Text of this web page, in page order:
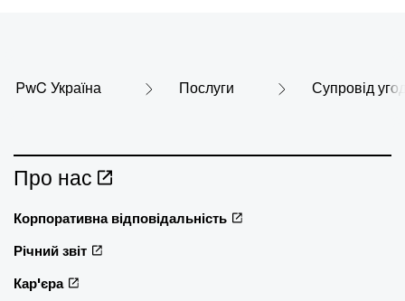
PwC Україна Послуги Супровід
Про нас
Корпоративна відповідальність
Річний звіт
Кар'єра